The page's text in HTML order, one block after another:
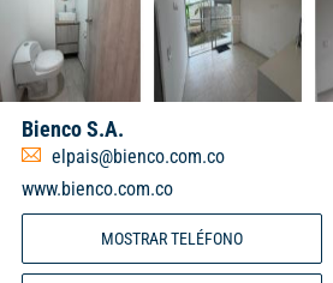
Bienco S.A.
elpais@bienco.com.co
www.bienco.com.co
MOSTRAR TELÉFONO